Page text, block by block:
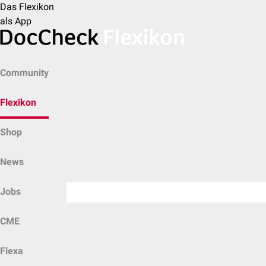
Das Flexikon
als App
Community
Flexikon
Shop
News
Jobs
CME
Flexa